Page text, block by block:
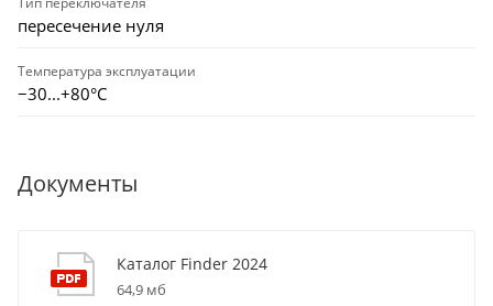
пересечение нуля
Температура эксплуатации
−30...+80°C
Документы
Каталог Finder 2024
64,9 мб